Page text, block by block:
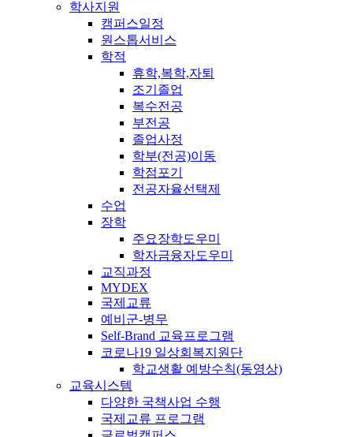
학사지원
캠퍼스일정
원스톱서비스
학적
휴학,복학,자퇴
조기졸업
복수전공
부전공
졸업사정
학부(전공)이동
학점포기
전공자율선택제
수업
장학
주요장학도우미
학자금융자도우미
교직과정
MYDEX
국제교류
예비군-병무
Self-Brand 교육프로그램
코로나19 일상회복지원단
학교생활 예방수칙(동영상)
교육시스템
다양한 국책사업 수행
국제교류 프로그램